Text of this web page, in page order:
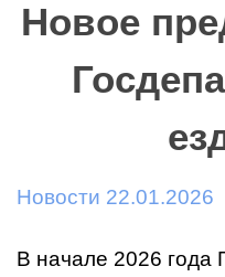
Новое
Новости 22.01.2026
В начале 2026 года